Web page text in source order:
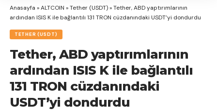
Anasayfa »ALTCOIN »Tether (USDT)»Tether, ABD yaptırımlarının
ardından ISIS K ile bağlantılı 131 TRON cüzdanındaki USDT’yi dondurdu
TETHER (USDT)
Tether, ABD yaptırımlarının
ardından ISIS K ile bağlantılı
131 TRON cüzdanındaki
USDT’yi dondurdu